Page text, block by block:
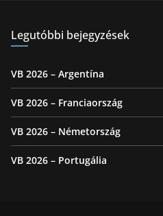
Legutóbbi bejegyzések
VB 2026 – Argentína
VB 2026 – Franciaország
VB 2026 – Németország
VB 2026 – Portugália